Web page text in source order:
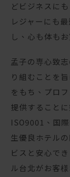
どビジネスに
レジャーにも
し、心も体も
孟子の専心致
り組むことを
をもち、プロ
提供すること
ISO9001、国
生優良ホテル
ビスと安心で
ル台北がお客